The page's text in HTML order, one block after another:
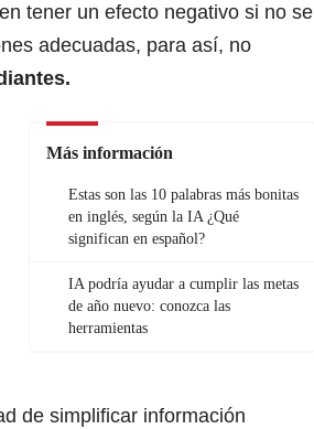
tener un efecto negativo si no se
adecuadas, para así, no
Más información
Estas son las 10 palabras más bonitas
en inglés, según la IA ¿Qué
significan en español?
IA podría ayudar a cumplir las metas
de año nuevo: conozca las
herramientas
de simplificar información